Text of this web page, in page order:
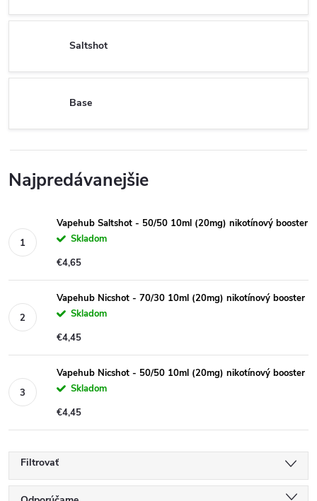
Saltshot
Base
Najpredávanejšie
Vapehub Saltshot - 50/50 10ml (20mg) nikotínový booster
Skladom
€4,65
Vapehub Nicshot - 70/30 10ml (20mg) nikotínový booster
Skladom
€4,45
Vapehub Nicshot - 50/50 10ml (20mg) nikotínový booster
Skladom
€4,45
Filtrovať